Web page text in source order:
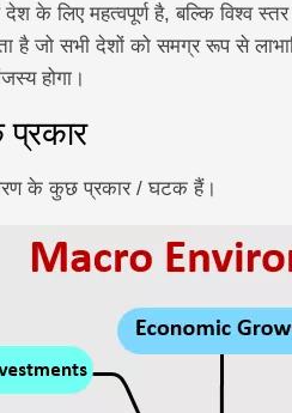
के लिए महत्वपूर्ण है, बल्कि विश्व
है जो सभी देशों को समग्र रूप से
होगा।
प्रकार
के कुछ प्रकार / घटक हैं।